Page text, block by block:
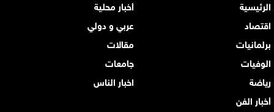
الرئيسية
أخبار محلية
اقتصاد
عربي و دولي
برلمانيات
مقالات
الوفيات
جامعات
رياضة
اخبار الناس
أخبار الفن